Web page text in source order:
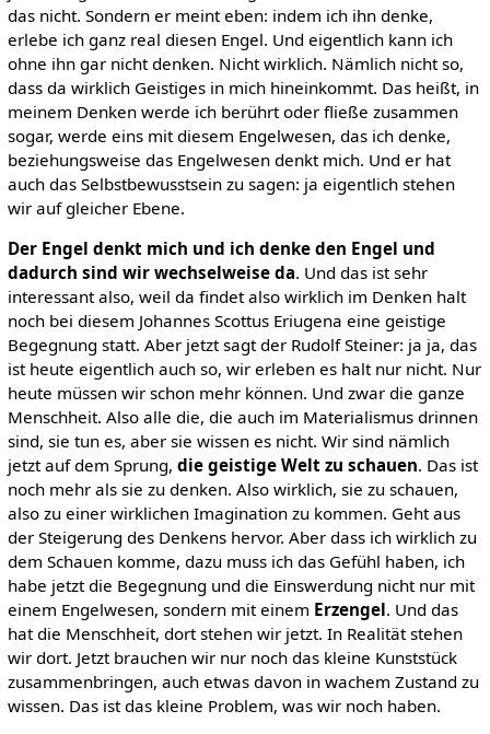
das nicht. Sondern er meint eben: indem ich ihn denke,
erlebe ich ganz real diesen Engel. Und eigentlich kann ich
ohne ihn gar nicht denken. Nicht wirklich. Nämlich nicht so,
dass da wirklich Geistiges in mich hineinkommt. Das heißt, in
meinem Denken werde ich berührt oder fließe zusammen
sogar, werde eins mit diesem Engelwesen, das ich denke,
beziehungsweise das Engelwesen denkt mich. Und er hat
auch das Selbstbewusstsein zu sagen: ja eigentlich stehen
wir auf gleicher Ebene.
Der Engel denkt mich und ich denke den Engel und
dadurch sind wir wechselweise da. Und das ist sehr
interessant also, weil da findet also wirklich im Denken halt
noch bei diesem Johannes Scottus Eriugena eine geistige
Begegnung statt. Aber jetzt sagt der Rudolf Steiner: ja ja, das
ist heute eigentlich auch so, wir erleben es halt nur nicht. Nur
heute müssen wir schon mehr können. Und zwar die ganze
Menschheit. Also alle die, die auch im Materialismus drinnen
sind, sie tun es, aber sie wissen es nicht. Wir sind nämlich
jetzt auf dem Sprung, die geistige Welt zu schauen. Das ist
noch mehr als sie zu denken. Also wirklich, sie zu schauen,
also zu einer wirklichen Imagination zu kommen. Geht aus
der Steigerung des Denkens hervor. Aber dass ich wirklich zu
dem Schauen komme, dazu muss ich das Gefühl haben, ich
habe jetzt die Begegnung und die Einswerdung nicht nur mit
einem Engelwesen, sondern mit einem Erzengel. Und das
hat die Menschheit, dort stehen wir jetzt. In Realität stehen
wir dort. Jetzt brauchen wir nur noch das kleine Kunststück
zusammenbringen, auch etwas davon in wachem Zustand zu
wissen. Das ist das kleine Problem, was wir noch haben.